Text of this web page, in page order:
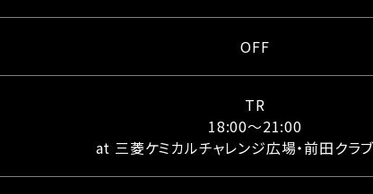
OFF
TR
18:00〜21:00
at 三菱ケミカルチャレンジ広場・前田クラ